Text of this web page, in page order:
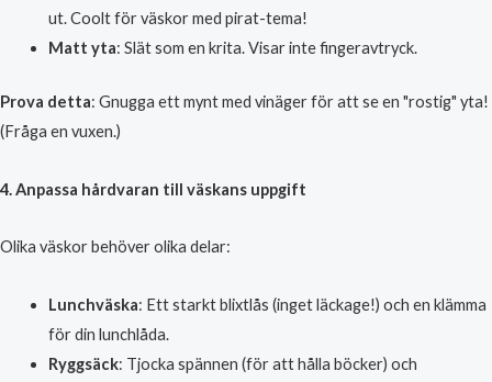
ut. Coolt för väskor med pirat-tema!
Matt yta: Slät som en krita. Visar inte fingeravtryck.
Prova detta: Gnugga ett mynt med vinäger för att se en "rostig" yta!
(Fråga en vuxen.)
4. Anpassa hårdvaran till väskans uppgift
Olika väskor behöver olika delar:
Lunchväska: Ett starkt blixtlås (inget läckage!) och en klämma
för din lunchlåda.
Ryggsäck: Tjocka spännen (för att hålla böcker) och